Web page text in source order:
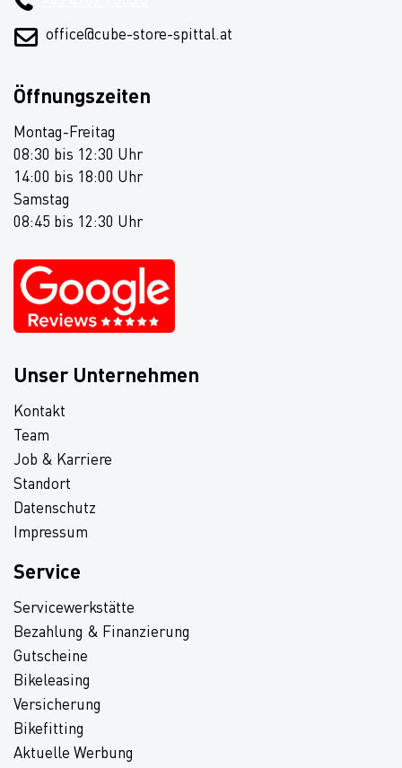
office@cube-store-spittal.at
Öffnungszeiten
Montag-Freitag
08:30 bis 12:30 Uhr
14:00 bis 18:00 Uhr
Samstag
08:45 bis 12:30 Uhr
Unser Unternehmen
Kontakt
Team
Job & Karriere
Standort
Datenschutz
Impressum
Service
Servicewerkstätte
Bezahlung & Finanzierung
Gutscheine
Bikeleasing
Versicherung
Bikefitting
Aktuelle Werbung